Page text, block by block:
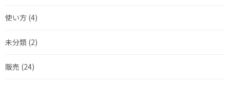
使い方 (4)
未分類 (2)
販売 (24)